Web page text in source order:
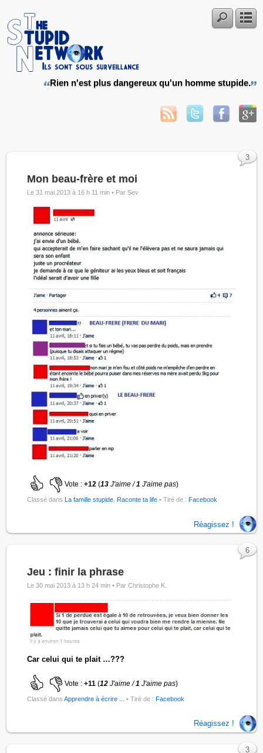
Rien n'est plus dangereux qu'un homme stupide.
Mon beau-frère et moi
Le 31 mai 2013 à 16 h 11 min • Par Sev
Vote :+12 (13J'aime /1 J'aime pas)
Classé dans La famille stupide, Raconte ta life
3
• Tiré de : Facebook
Réagissez !
Jeu : finir la phrase
Le 30 mai 2013 à 13 h 24 min • Par Christophe K.
Car celui qui te plait …???
Vote :+11 (12J'aime /1 J'aime pas)
Classé dansApprendre à écrire ...
6
• Tiré de :Facebook
Réagissez !
3